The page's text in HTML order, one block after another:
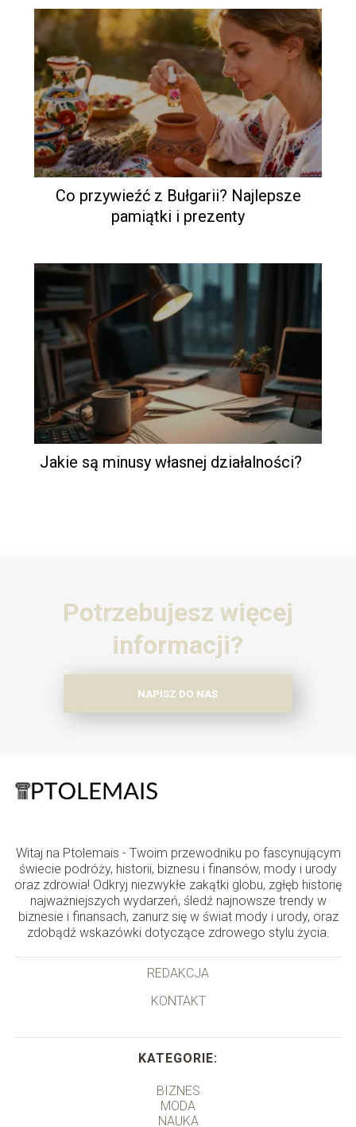
Co przywieźć z Bułgarii? Najlepsze
pamiątki i prezenty
Jakie są minusy własnej działalności?
Potrzebujesz więcej
informacji?
NAPISZ DO NAS
Witaj na Ptolemais - Twoim przewodniku po fascynującym
świecie podróży, historii, biznesu i finansów, mody i urody
oraz zdrowia! Odkryj niezwykłe zakątki globu, zgłęb historię
najważniejszych wydarzeń, śledź najnowsze trendy w
biznesie i finansach, zanurz się w świat mody i urody, oraz
zdobądź wskazówki dotyczące zdrowego stylu życia.
REDAKCJA
KONTAKT
KATEGORIE:
BIZNES
MODA
NAUKA